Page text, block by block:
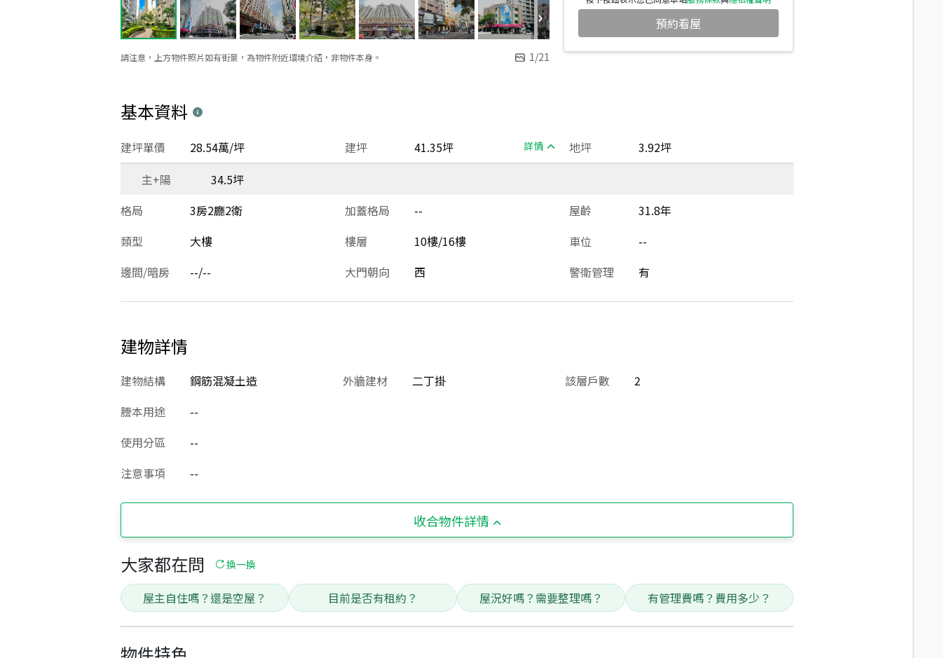
請注意，上方物件照片如有街景，為物件附近環境介紹，非物件本身。 1/21
預約看屋
基本資料
建坪 41.35坪 詳情
建坪單價 28.54萬/坪 地坪
3.92坪
主+陽
34.5坪
格局
3房2廳2衛 加蓋格局 -- 屋齡
31.8年
類型
大樓 樓層 10樓/16樓 車位
--
邊間/暗房
--/-- 大門朝向 西 警衛管理 有
建物詳情
建物結構 鋼筋混凝土造 外牆建材 二丁掛 該層戶數
2
謄本用途
--
使用分區
--
注意事項
--
收合物件詳情
大家都在問 換一換
屋主自住嗎？還是空屋？ 目前是否有租約？ 屋況好嗎？需要整理嗎？ 有管理費嗎？費用多少？